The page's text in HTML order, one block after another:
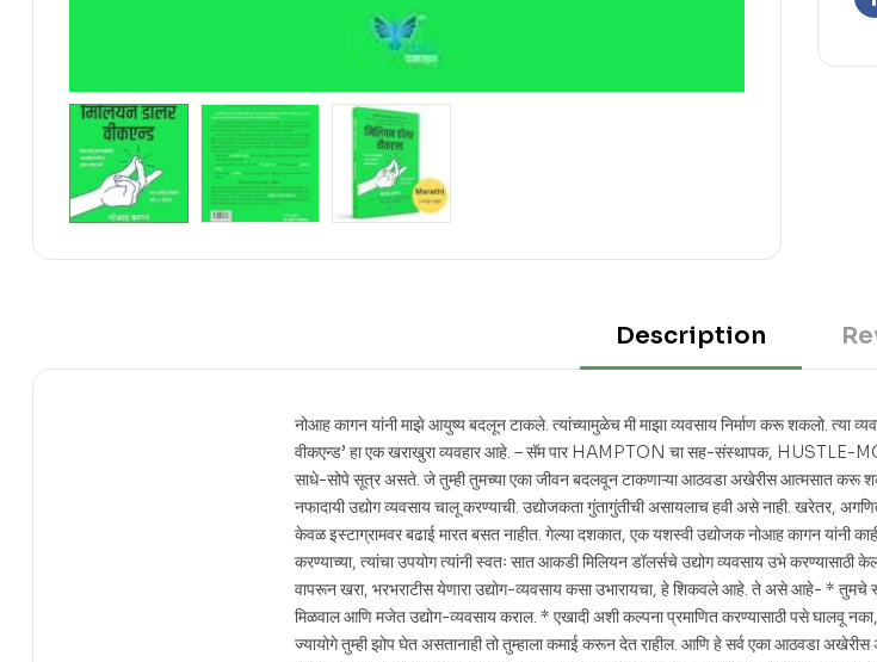
Description
नोआह कागन यांनी माझे आयुष्य बदलून टाकले. त्यांच्यामुळेच मी माझा व्यवसाय निर्माण करू शकलो. त्या
वीकएन्ड’ हा एक खराखुरा व्यवहार आहे. – सॅम पार HAMPTON चा सह-संस्थापक,
साधे-सोपे सूत्र असते. जे तुम्ही तुमच्या एका जीवन बदलवून टाकणाऱ्या आठवडा अखेरीस आत्मसात करू
नफादायी उद्योग व्यवसाय चालू करण्याची. उद्योजकता गुंतागुंतीची असायलाच हवी असे नाही. खरेतर,
केवळ इस्टाग्रामवर बढाई मारत बसत नाहीत. गेल्या दशकात, एक यशस्वी उद्योजक नोआह कागन यांनी
करण्याच्या, त्यांचा उपयोग त्यांनी स्वतः सात आकडी मिलियन डॉलर्सचे उद्योग व्यवसाय उभे
वापरून खरा, भरभराटीस येणारा उद्योग-व्यवसाय कसा उभारायचा, हे शिकवले आहे. ते असे आहे- * तुमचे
मिळवाल आणि मजेत उद्योग-व्यवसाय कराल. * एखादी अशी कल्पना प्रमाणित करण्यासाठी पसे घालवू
ज्यायोगे तुम्ही झोप घेत असतानाही तो तुम्हाला कमाई करून देत राहील. आणि हे सर्व एका आठवडा